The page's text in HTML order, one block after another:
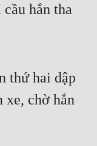
hắn tha
thứ hai dập
xe, chờ hắn